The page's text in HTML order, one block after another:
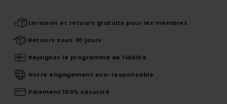
Livraison et retours gratuits pour les membres
Retours sous 30 jours
Rejoignez le programme de fidélité
Notre engagement eco-responsable
Paiement 100% sécurisé